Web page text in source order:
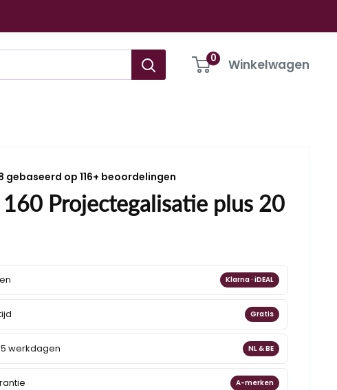
0 Winkelwagen
gebaseerd op 116+ beoordelingen
Projectegalisatie plus 20
Klarna · iDEAL
Gratis
werkdagen NL & BE
A-merken